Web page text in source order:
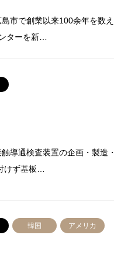
市で創業以来100余年を数え
ターを新…
導通検査装置の企画・製造・
けず基板…
韓国 アメリカ